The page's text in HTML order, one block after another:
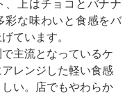
、上はチョコとバナナ
彩な味わいと食感をバ
ています。
主流となっているケ
レンジした軽い食感
い。店でもやわらか